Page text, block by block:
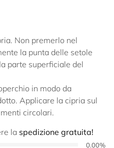
Non premerlo nel
la punta delle setole
parte superficiale del
in modo da
Applicare la cipria sul
circolari.
la spedizione gratuita!
0.00%